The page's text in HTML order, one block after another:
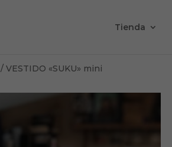
Tienda
/ VESTIDO «SUKU» mini